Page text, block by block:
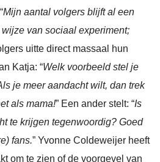
Mijn aantal volgers blijft al een
van sociaal experiment;
uitte direct massaal hun
Katja: “Welk voorbeeld stel je
je meer aandacht wilt, dan trek
als mama!” Een ander stelt: “Is
te krijgen tegenwoordig? Goed
fans.” Yvonne Coldeweijer heeft
om te zien of de voorgevel van